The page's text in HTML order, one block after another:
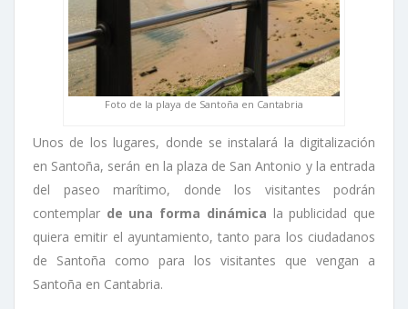
Foto de la playa de Santoña en Cantabria
Unos de los lugares, donde se instalará la digitalización
en Santoña, serán en la plaza de San Antonio y la entrada
del paseo marítimo, donde los visitantes podrán
contemplar de una forma dinámica la publicidad que
quiera emitir el ayuntamiento, tanto para los ciudadanos
de Santoña como para los visitantes que vengan a
Santoña en Cantabria.